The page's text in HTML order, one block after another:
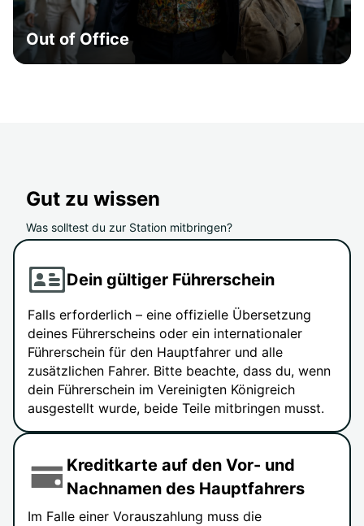
Out of Office
Gut zu wissen
Was solltest du zur Station mitbringen?
Dein gültiger Führerschein
Falls erforderlich – eine offizielle Übersetzung
deines Führerscheins oder ein internationaler
Führerschein für den Hauptfahrer und alle
zusätzlichen Fahrer. Bitte beachte, dass du, wenn
dein Führerschein im Vereinigten Königreich
ausgestellt wurde, beide Teile mitbringen musst.
Kreditkarte auf den Vor- und
Nachnamen des Hauptfahrers
Im Falle einer Vorauszahlung muss die